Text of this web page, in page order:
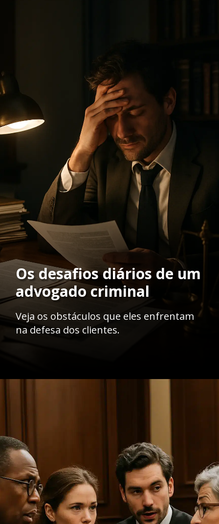
Os desafios diários de um
advogado criminal
Veja os obstáculos que eles enfrentam
na defesa dos clientes.